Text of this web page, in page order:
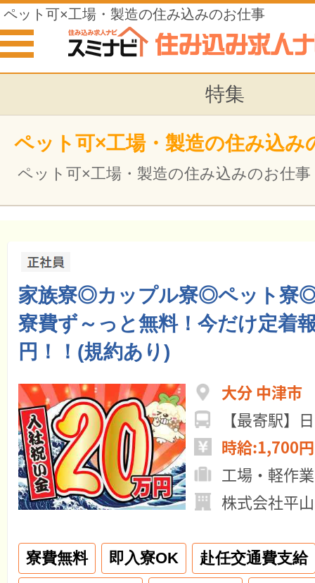
ペット可×工場・製造の住み込みのお仕事
特集
ペット可×工場・製造の住み込み
ペット可×工場・製造の住み込みのお仕事
家族寮◎カップル寮◎ペット寮
寮費ず～っと無料！今だけ定着
円！！(規約あり)
大分 中津市
【最寄駅】
時給:1,700
工場・軽作業
株式会社平
寮費無料 即入寮OK
赴任交通費支給